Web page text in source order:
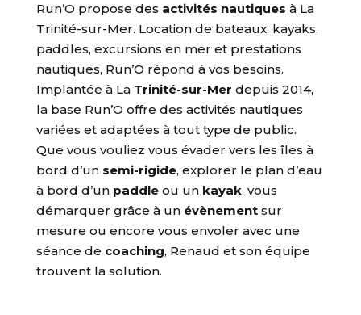
Run’O propose des activités nautiques à La
Trinité-sur-Mer. Location de bateaux, kayaks,
paddles, excursions en mer et prestations
nautiques, Run’O répond à vos besoins.
Implantée à La Trinité-sur-Mer depuis 2014,
la base Run’O offre des activités nautiques
variées et adaptées à tout type de public.
Que vous vouliez vous évader vers les îles à
bord d’un semi-rigide, explorer le plan d’eau
à bord d’un paddleou un kayak, vous
démarquer grâce à un évènementsur
mesure ou encore vous envoler avec une
séance de coaching, Renaud et son équipe
trouvent la solution.